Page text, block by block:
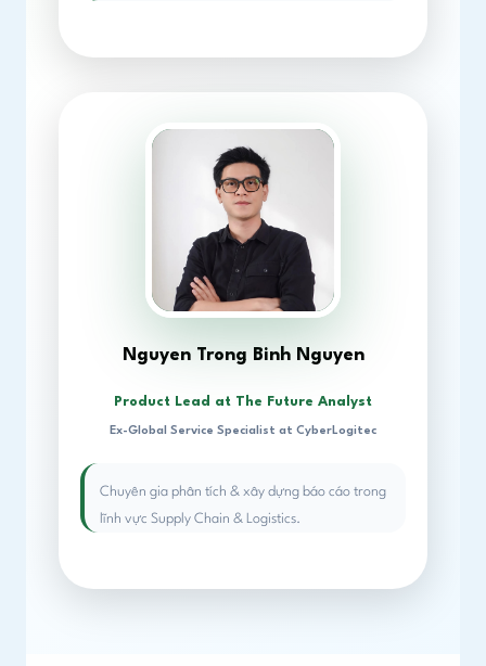
Nguyen Trong Binh Nguyen
Product Lead at The Future Analyst
Ex-Global Service Specialist at CyberLogitec
Chuyên gia phân tích & xây dựng báo cáo trong
lĩnh vực Supply Chain & Logistics.